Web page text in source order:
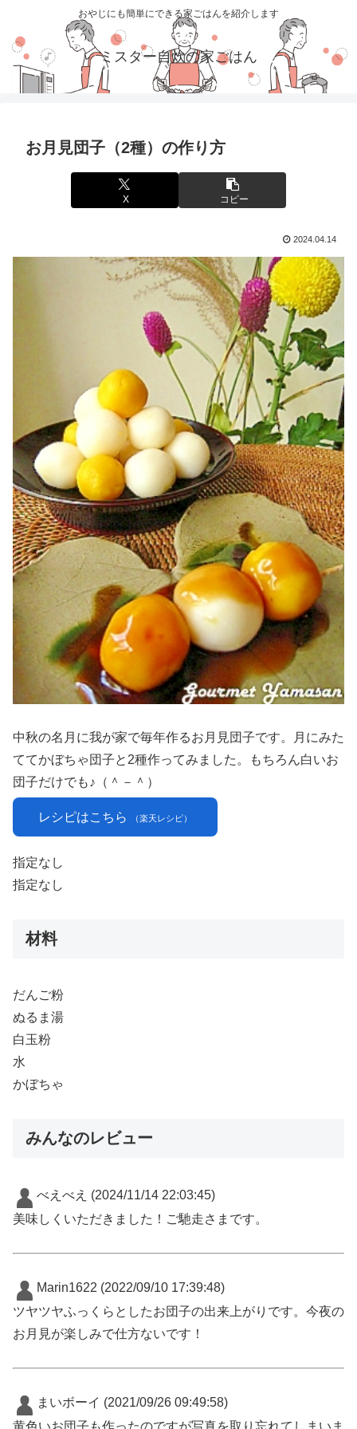
おやじにも簡単にできる家ごはんを紹介します
ミスター自炊の家ごはん
お月見団子（2種）の作り方
X コピー
2024.04.14
中秋の名月に我が家で毎年作るお月見団子です。月にみた
ててかぼちゃ団子と2種作ってみました。もちろん白いお
団子だけでも♪（＾－＾）
レシピはこちら （楽天レシピ）
指定なし
指定なし
材料
だんご粉
ぬるま湯
白玉粉
水
かぼちゃ
みんなのレビュー
べえべえ (2024/11/14 22:03:45)
美味しくいただきました！ご馳走さまです。
Marin1622 (2022/09/10 17:39:48)
ツヤツヤふっくらとしたお団子の出来上がりです。今夜の
お月見が楽しみで仕方ないです！
まいボーイ (2021/09/26 09:49:58)
黄色いお団子も作ったのですが写真を取り忘れてしまいま